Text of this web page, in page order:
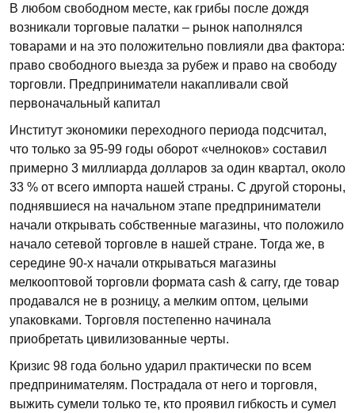
В любом свободном месте, как грибы после дождя
возникали торговые палатки – рынок наполнялся
товарами и на это положительно повлияли два фактора:
право свободного выезда за рубеж и право на свободу
торговли. Предприниматели накапливали свой
первоначальный капитал
Институт экономики переходного периода подсчитал,
что только за 95-99 годы оборот «челноков» составил
примерно 3 миллиарда долларов за один квартал, около
33 % от всего импорта нашей страны. С другой стороны,
поднявшиеся на начальном этапе предприниматели
начали открывать собственные магазины, что положило
начало сетевой торговле в нашей стране. Тогда же, в
середине 90-х начали открываться магазины
мелкооптовой торговли формата cash & carry, где товар
продавался не в розницу, а мелким оптом, целыми
упаковками. Торговля постепенно начинала
приобретать цивилизованные черты.
Кризис 98 года больно ударил практически по всем
предпринимателям. Пострадала от него и торговля,
выжить сумели только те, кто проявил гибкость и сумел